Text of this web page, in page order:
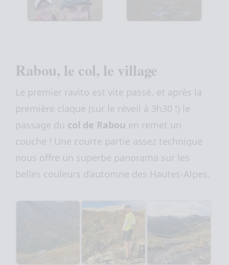
Rabou, le col, le village
Le premier ravito est vite passé, et après la
première claque (sur le réveil à 3h30 !) le
passage du col de Rabou en remet un
couche ! Une courte partie assez technique
nous offre un superbe panorama sur les
belles couleurs d’automne des Hautes-Alpes.